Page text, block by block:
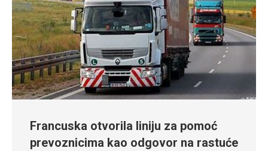
Francuska otvorila liniju za pomoć
prevoznicima kao odgovor na rastuće